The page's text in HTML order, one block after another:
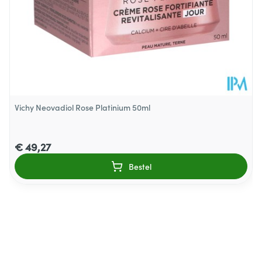
Vichy Neovadiol Rose Platinium 50ml
€ 49,27
Bestel